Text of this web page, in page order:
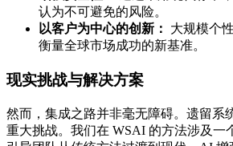
认为不可避免的风险。
以客户为中心的创新：
大规模个
衡量全球市场成功的新基准。
现实挑战与解决方案
然而，集成之路并非毫无障碍。遗留系
重大挑战。我们在 WSAI 的方法涉及一